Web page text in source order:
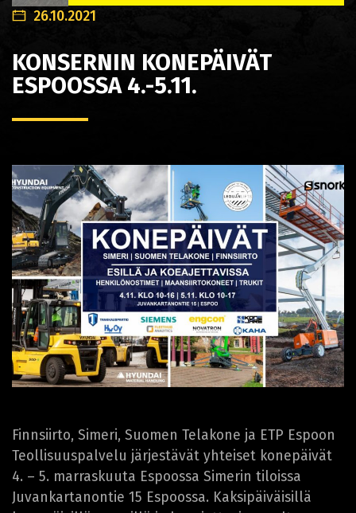
26.10.2021
KONSERNIN KONEPÄIVÄT
ESPOOSSA 4.-5.11.
Finnsiirto, Simeri, Suomen Telakone ja ETP Espoon
Teollisuuspalvelu järjestävät yhteiset konepäivät
4. – 5. marraskuuta Espoossa Simerin tiloissa
Juvankartanontie 15 Espoossa. Kaksipäiväisillä